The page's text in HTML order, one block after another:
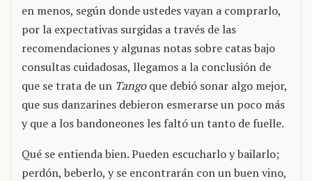
en menos, según donde ustedes vayan a comprarlo,
por la expectativas surgidas a través de las
recomendaciones y algunas notas sobre catas bajo
consultas cuidadosas, llegamos a la conclusión de
que se trata de un Tangoque debió sonar algo mejor,
que sus danzarines debieron esmerarse un poco más
y que a los bandoneones les faltó un tanto de fuelle.
Qué se entienda bien. Pueden escucharlo y bailarlo;
perdón, beberlo, y se encontrarán con un buen vino,